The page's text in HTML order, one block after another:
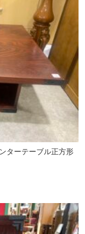
ターテーブル正方形